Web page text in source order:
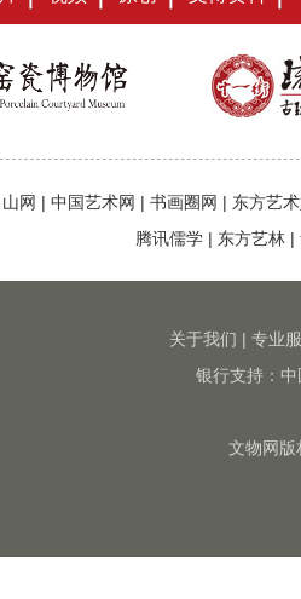
网 | 中国艺术网 | 书画圈网 | 东方艺
腾讯儒学 | 东方艺林 |
关于我们 | 专业
银行支持：
文物网